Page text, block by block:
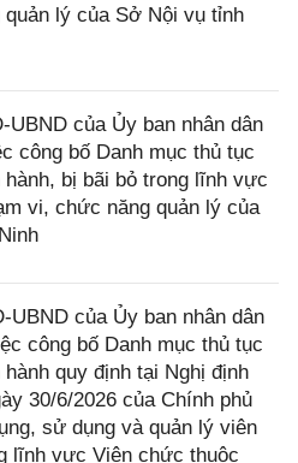
lý của Sở Nội vụ tỉnh
UBND của Ủy ban nhân dân
công bố Danh mục thủ tục
bị bãi bỏ trong lĩnh vực
vi, chức năng quản lý của
UBND của Ủy ban nhân dân
công bố Danh mục thủ tục
quy định tại Nghị định
30/6/2026 của Chính phủ
sử dụng và quản lý viên
lĩnh vực Viên chức thuộc